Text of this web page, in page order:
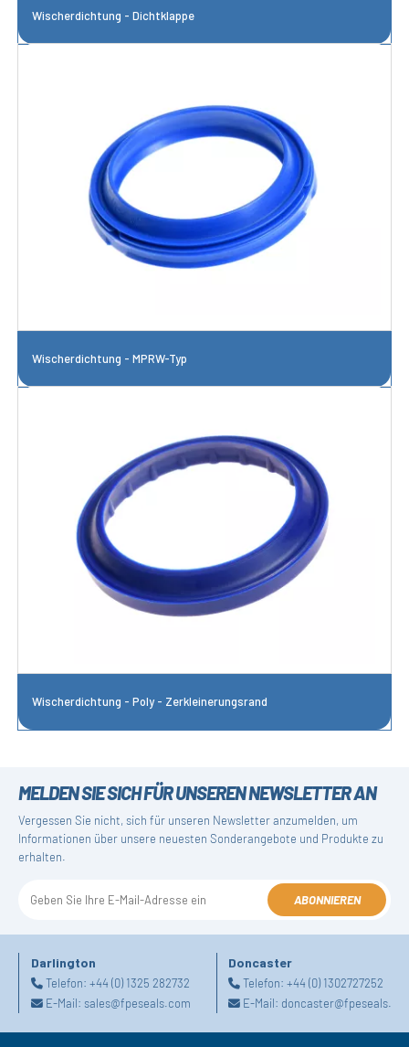
Wischerdichtung - Dichtklappe
Wischerdichtung - MPRW-Typ
Wischerdichtung - Poly - Zerkleinerungsrand
MELDEN SIE SICH FÜR UNSEREN NEWSLETTER AN
Vergessen Sie nicht, sich für unseren Newsletter anzumelden, um
Informationen über unsere neuesten Sonderangebote und Produkte zu
erhalten.
ABONNIEREN
Darlington
Telefon: +44 (0) 1325 282732
E-Mail: sales@fpeseals.com
Doncaster
Telefon:+44 (0) 1302727252
E-Mail: